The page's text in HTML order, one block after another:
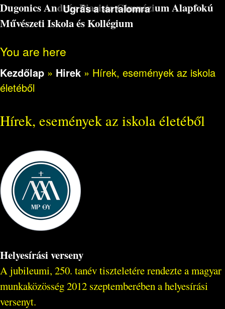
Ugrás a tartalomra
Dugonics András Piarista Gimnázium Alapfokú
Művészeti Iskola és Kollégium
You are here
Kezdőlap » Hirek » Hírek, események az iskola
életéből
Hírek, események az iskola életéből
Helyesírási verseny
A jubileumi, 250. tanév tiszteletére rendezte a magyar
munkaközösség 2012 szeptemberében a helyesírási
versenyt.